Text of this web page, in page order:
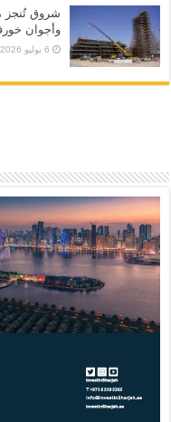
شروق تُنجز
وأجوان
6 يوليو 2026